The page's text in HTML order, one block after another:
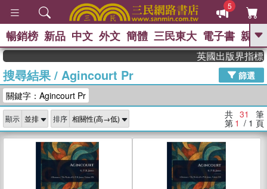
5
GO
熱搜： 高希均教授回憶錄
、 The Odyssey 、 父親節 、 如果歷
獎 臺灣漫遊錄 、 方念華 、 台灣的李
登輝時代
數學女孩：黎曼猜想 、
偉大的迷走神經
暢銷榜 新品 中文 外文 簡體 三民東大 電子書 親子
英國出版界指標大
搜尋結果/ Agincourt Pr
篩選
關鍵字：Agincourt Pr
顯示 排序 共 31 筆
第 1 / 1 頁